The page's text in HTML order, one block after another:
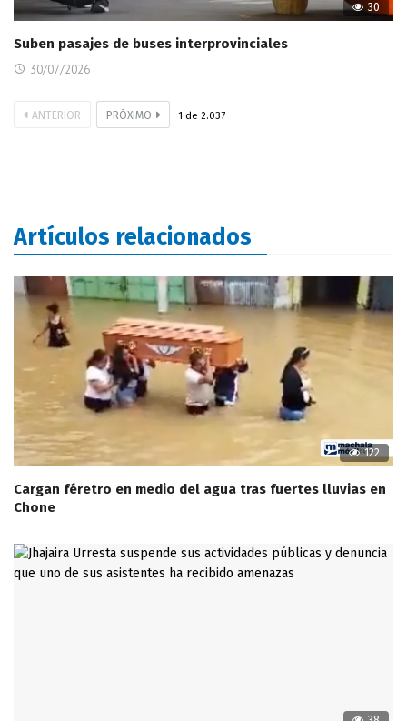
30
Suben pasajes de buses interprovinciales
30/07/2026
ANTERIOR PRÓXIMO 1 de 2.037
Artículos relacionados
122
Cargan féretro en medio del agua tras fuertes lluvias en
Chone